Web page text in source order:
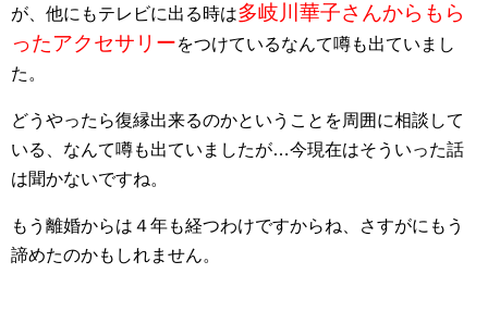
が、他にもテレビに出る時は多岐川華子さんからもら
ったアクセサリーをつけているなんて噂も出ていまし
た。
どうやったら復縁出来るのかということを周囲に相談して
いる、なんて噂も出ていましたが…今現在はそういった話
は聞かないですね。
もう離婚からは４年も経つわけですからね、さすがにもう
諦めたのかもしれません。